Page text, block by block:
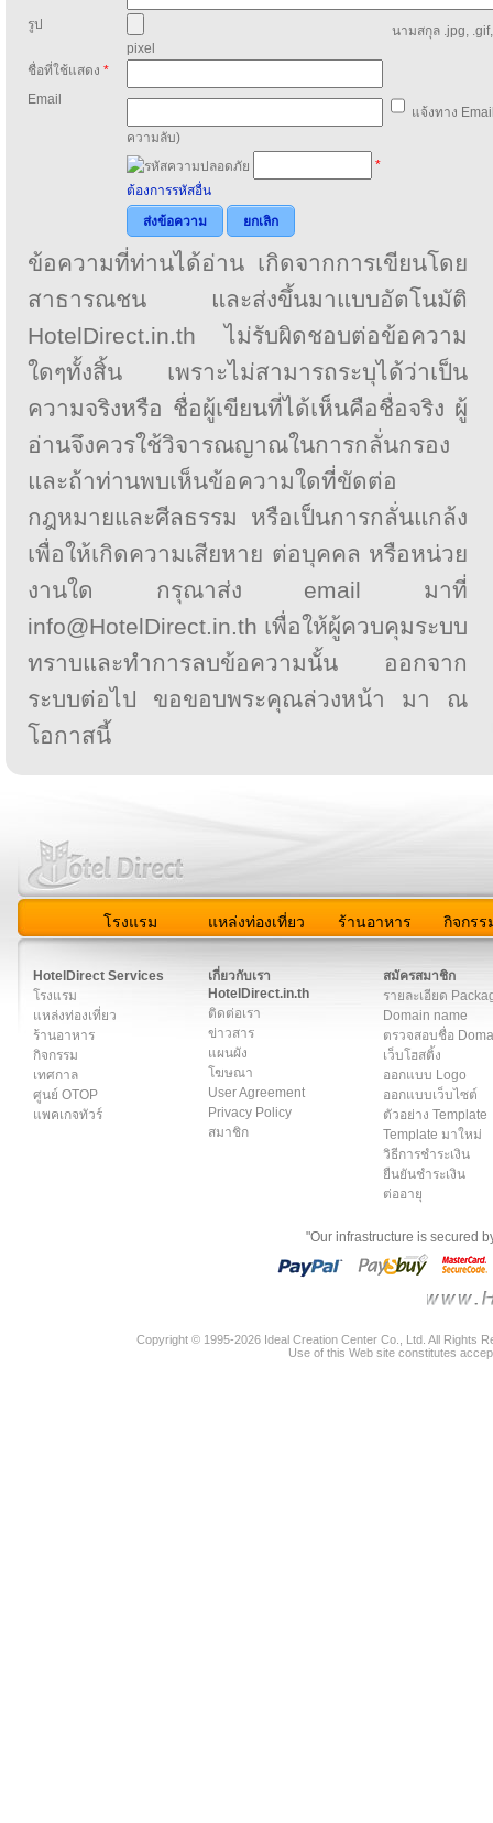
รูป
นามสกุล .jpg,
pixel
ชื่อที่ใช้แสดง *
Email
แจ้งทาง
ความลับ)
*
ต้องการรหัสอื่น
ส่งข้อความ
ยกเลิก
ข้อความที่ท่านได้อ่าน เกิดจากการเขียนโดย
สาธารณชน และส่งขึ้นมาแบบอัตโนมัติ
HotelDirect.in.th ไม่รับผิดชอบต่อข้อความ
ใดๆทั้งสิ้น เพราะไม่สามารถระบุได้ว่าเป็น
ความจริงหรือ ชื่อผู้เขียนที่ได้เห็นคือชื่อจริง ผู้
อ่านจึงควรใช้วิจารณญาณในการกลั่นกรอง
และถ้าท่านพบเห็นข้อความใดที่ขัดต่อ
กฎหมายและศีลธรรม หรือเป็นการกลั่นแกล้ง
เพื่อให้เกิดความเสียหาย ต่อบุคคล หรือหน่วย
งานใด กรุณาส่ง email มาที่
info@HotelDirect.in.th เพื่อให้ผู้ควบคุมระบบ
ทราบและทำการลบข้อความนั้น ออกจาก
ระบบต่อไป ขอขอบพระคุณล่วงหน้า มา ณ
โอกาสนี้
โรงแรม แหล่งท่องเที่ยว ร้านอาหาร กิจกรร
HotelDirect Services
โรงแรม
แหล่งท่องเที่ยว
ร้านอาหาร
กิจกรรม
เทศกาล
ศูนย์ OTOP
แพคเกจทัวร์
เกี่ยวกับเรา
HotelDirect.in.th
ติดต่อเรา
ข่าวสาร
แผนผัง
โฆษณา
User Agreement
Privacy Policy
สมาชิก
สมัครสมาชิก
รายละเอียด
Domain name
ตรวจสอบชื่อ
เว็บโฮสติ้ง
ออกแบบ Logo
ออกแบบเว็บไซต์
ตัวอย่าง Template
Template มาใหม่
วิธีการชำระเงิน
ยืนยันชำระเงิน
ต่ออายุ
"Our infrastructure is secured
Copyright © 1995-2026 Ideal Creation Center Co., Ltd. All Rights
Use of this Web site constitutes